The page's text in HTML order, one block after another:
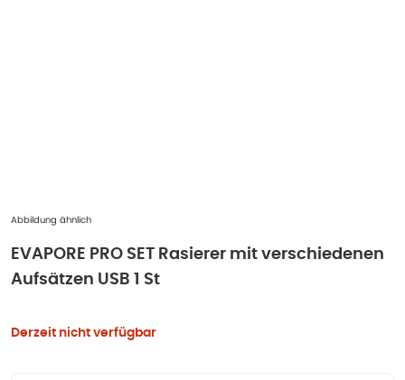
Abbildung ähnlich
EVAPORE PRO SET Rasierer mit verschiedenen
Aufsätzen USB 1 St
Derzeit nicht verfügbar